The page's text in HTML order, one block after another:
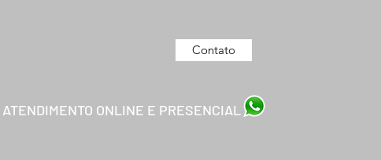
Contato
ATENDIMENTO ONLINE E PRESENCIAL